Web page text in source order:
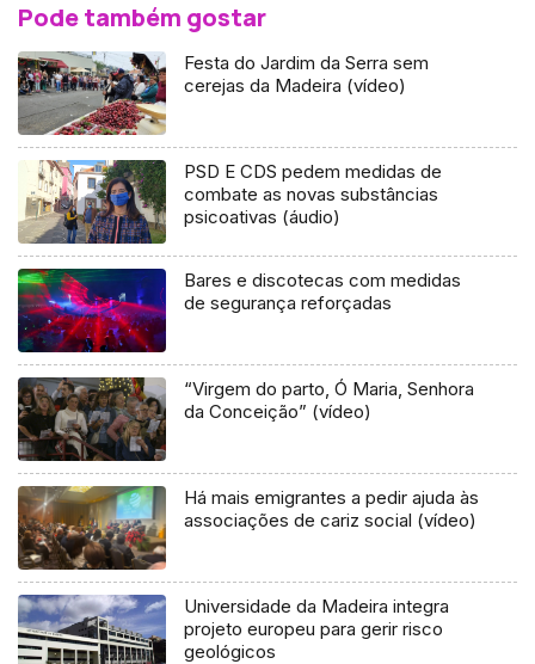
Pode também gostar
Festa do Jardim da Serra sem
cerejas da Madeira (vídeo)
PSD E CDS pedem medidas de
combate as novas substâncias
psicoativas (áudio)
Bares e discotecas com medidas
de segurança reforçadas
“Virgem do parto, Ó Maria, Senhora
da Conceição” (vídeo)
Há mais emigrantes a pedir ajuda às
associações de cariz social (vídeo)
Universidade da Madeira integra
projeto europeu para gerir risco
geológicos